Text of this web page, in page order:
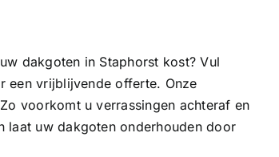
dakgoten in Staphorst kost? Vul
een vrijblijvende offerte. Onze
voorkomt u verrassingen achteraf en
laat uw dakgoten onderhouden door